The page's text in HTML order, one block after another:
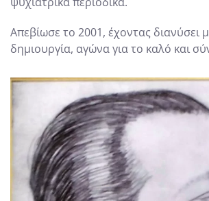
Απεβίωσε το 2001, έχοντας διανύσει
δημιουργία, αγώνα για το καλό και